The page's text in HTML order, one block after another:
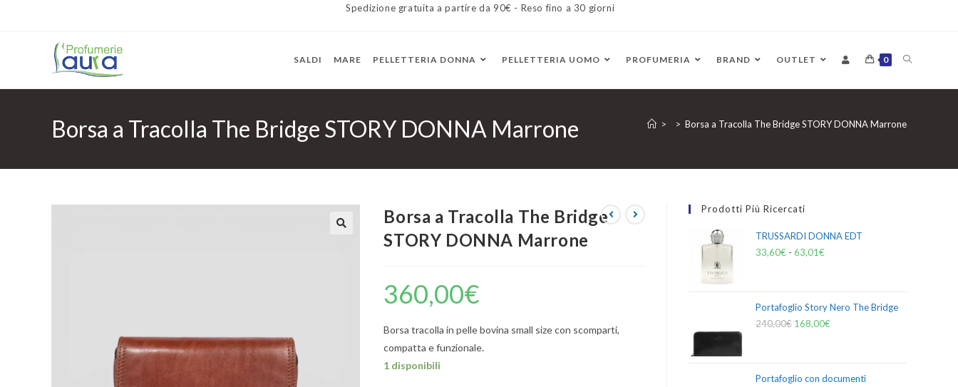
Spedizione gratuita a partire da 90€ - Reso fino a 30 giorni
SALDI MARE PELLETTERIA DONNA PELLETTERIA UOMO PROFUMERIA BRAND OUTLET 0
Borsa a Tracolla The Bridge STORY DONNA Marrone > > Borsa a Tracolla The Bridge STORY DONNA Marrone
Borsa a Tracolla The Bridge
STORY DONNA Marrone
360,00€
Borsa tracolla in pelle bovina small size con scomparti,
compatta e funzionale.
1 disponibili
Prodotti Più Ricercati
TRUSSARDI DONNA EDT
33,60€ - 63,01€
Portafoglio Story Nero The Bridge
240,00€ 168,00€
Portafoglio con documenti